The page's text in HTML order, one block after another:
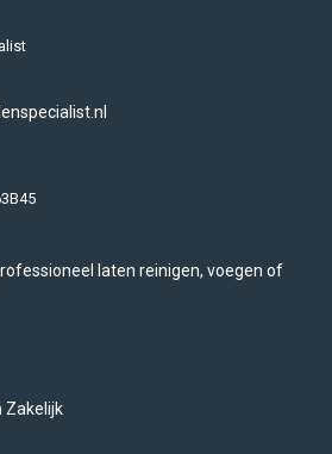
laten reinigen, voegen of
Zakelijk